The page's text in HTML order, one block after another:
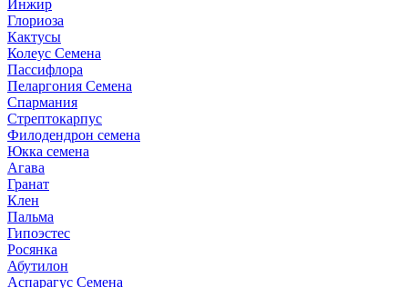
Инжир
Глориоза
Кактусы
Колеус Семена
Пассифлора
Пеларгония Семена
Спармания
Стрептокарпус
Филодендрон семена
Юкка семена
Агава
Гранат
Клен
Пальма
Гипоэстес
Росянка
Абутилон
Аспарагус Семена